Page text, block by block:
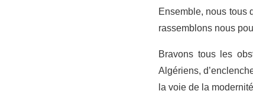
Ensemble, nous tous
rassemblons nous
Bravons tous les
Algériens,
la voie de la